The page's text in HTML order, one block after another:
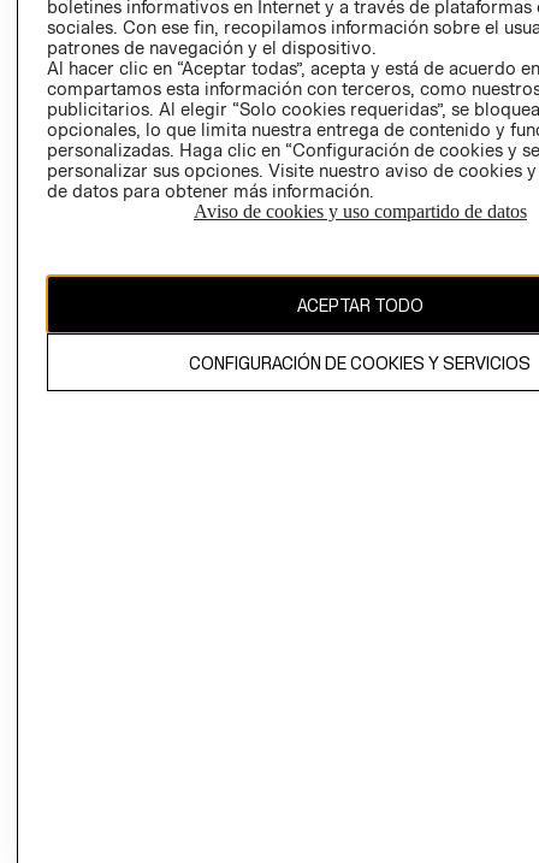
AVISO DE
COOKIES
Chile ($)
El contenido de esta página web está protegido por copyright y es
propiedad de H&M Hennes & Mauritz AB.
boletines informativos en Internet y a través de plataformas
sociales. Con ese fin, recopilamos información sobre el
patrones de navegación y el dispositivo.
Al hacer clic en “Aceptar todas”, acepta y está de acuerdo
compartamos esta información con terceros, como
publicitarios. Al elegir “Solo cookies requeridas”, se
opcionales, lo que limita nuestra entrega de contenido y
personalizadas. Haga clic en “Configuración de cookies y
personalizar sus opciones. Visite nuestro aviso de cookies
de datos para obtener más información.
Aviso de cookies y uso compartido de datos
ACEPTAR TODO
CONFIGURACIÓN DE COOKIES Y SERVICIOS